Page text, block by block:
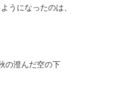
うになったのは、
の澄んだ空の下